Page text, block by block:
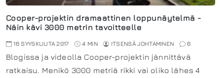
Cooper-projektin dramaattinen loppunäytelmä -
Näin kävi 3000 metrin tavoitteelle
16 SYYSKUUTA 2017 4 MIN ITSENSÄ JOHTAMINEN 6
Blogissa ja videolla Cooper-projektin jännittävä
ratkaisu. Menikö 3000 metriä rikki vai oliko lähes 4